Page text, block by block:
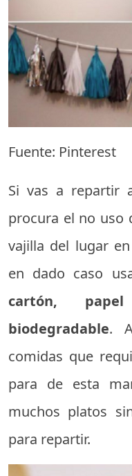
Fuente: Pinterest
Si vas a repartir
procura el no uso
vajilla del lugar
en dado caso
cartón, papel
biodegradable.
comidas que
para de esta
muchos platos
para repartir.